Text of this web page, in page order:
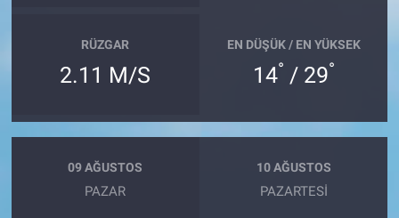
RÜZGAR
2.11 M/S
EN DÜŞÜK / EN YÜKSEK
14° / 29°
09 AĞUSTOS
PAZAR
10 AĞUSTOS
PAZARTESI